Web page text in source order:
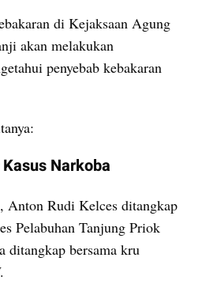
di Kejaksaan Agung
akan melakukan
penyebab kebakaran
Narkoba
, Anton Rudi Kelces ditangkap
Pelabuhan Tanjung Priok
ditangkap bersama kru